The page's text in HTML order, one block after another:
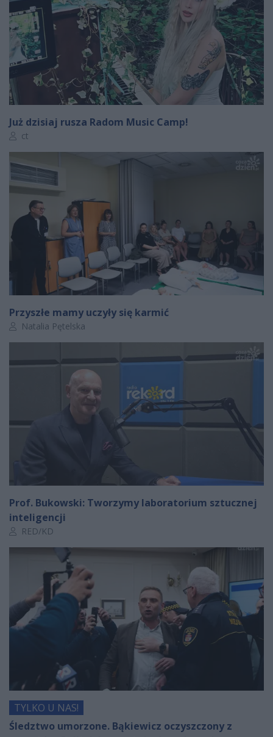
Już dzisiaj rusza Radom Music Camp!
Autor artykułu:
ct
Przyszłe mamy uczyły się karmić
Autor artykułu:
Natalia Pętelska
Prof. Bukowski: Tworzymy laboratorium sztucznej
inteligencji
Autor artykułu:
RED/KD
TYLKO U NAS!
Śledztwo umorzone. Bąkiewicz oczyszczony z